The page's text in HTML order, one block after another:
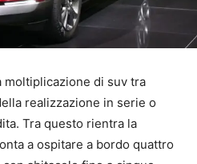
moltiplicazione di suv tra
realizzazione in serie o
Tra questo rientra la
a ospitare a bordo quattro